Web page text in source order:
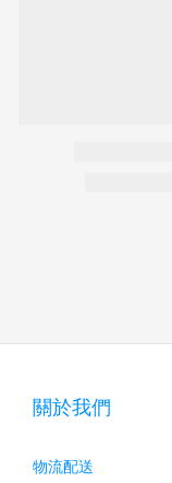
關於我們
物流配送